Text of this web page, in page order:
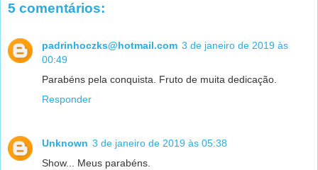
5 comentários:
padrinhoczks@hotmail.com 3 de janeiro de 2019 às
00:49
Parabéns pela conquista. Fruto de muita dedicação.
Responder
Unknown 3 de janeiro de 2019 às 05:38
Show... Meus parabéns.